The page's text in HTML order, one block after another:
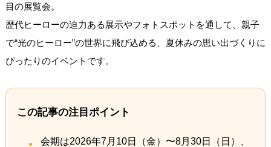
目の展覧会。
歴代ヒーローの迫力ある展示やフォトスポットを通して、親子
で“光のヒーロー”の世界に飛び込める、夏休みの思い出づくりに
ぴったりのイベントです。
この記事の注目ポイント
会期は2026年7月10日（金）〜8月30日（日）、